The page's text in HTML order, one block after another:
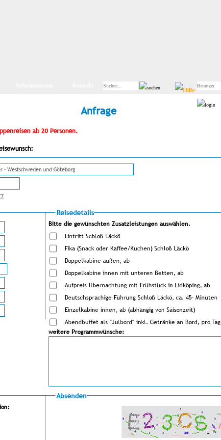
Anfrage
ab 20 Personen.
Reisedetails
Bitte die gewünschten Zusatzleistungen auswählen.
Eintritt Schloß Läckö
Fika (Snack oder Kaffee/Kuchen) Schloß Läckö
Doppelkabine außen, ab
Doppelkabine innen mit unteren Betten, ab
Aufpreis Übernachtung mit Frühstück in Lidköping, ab
Deutschsprachige Führung Schloß Läckö, ca. 45- Minuten
Einzelkabine innen, ab (abhängig von Saisonzeit)
Abendbuffet als "Julbord" inkl. Getränke an Bord, pro Tag
weitere Programmwünsche:
Absenden